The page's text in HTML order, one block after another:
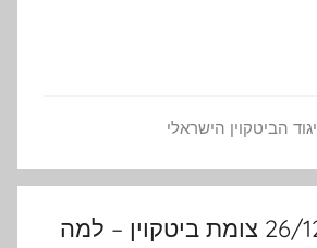
הביטקוין הישראלי
פרק 9 – 26/12/18 צומת ביטקוין – למה